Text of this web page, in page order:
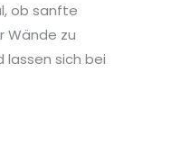
ob sanfte
Wände zu
lassen sich bei